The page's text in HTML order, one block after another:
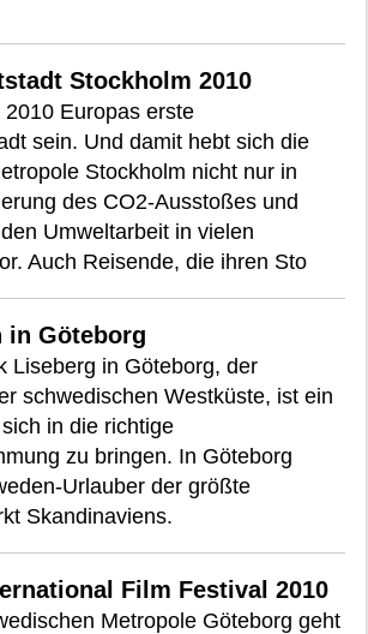
Stockholm 2010
Europas erste
sein. Und damit hebt sich die
Stockholm nicht nur in
des CO2-Ausstoßes und
Umweltarbeit in vielen
Auch Reisende, die ihren Sto
in Göteborg
Liseberg in Göteborg, der
schwedischen Westküste, ist ein
in die richtige
zu bringen. In Göteborg
Urlauber der größte
Skandinaviens.
Film Festival 2010
Metropole Göteborg geht